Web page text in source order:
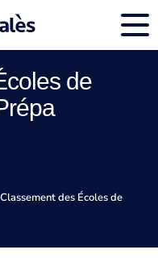
de
Classement des Écoles de